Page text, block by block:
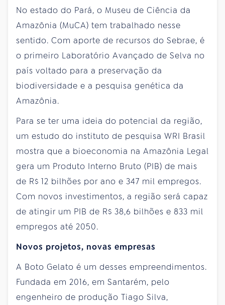
No estado do Pará, o Museu de Ciência da
Amazônia (MuCA) tem trabalhado nesse
sentido. Com aporte de recursos do Sebrae, é
o primeiro Laboratório Avançado de Selva no
país voltado para a preservação da
biodiversidade e a pesquisa genética da
Amazônia.
Para se ter uma ideia do potencial da região,
um estudo do instituto de pesquisa WRI Brasil
mostra que a bioeconomia na Amazônia Legal
gera um Produto Interno Bruto (PIB) de mais
de R$ 12 bilhões por ano e 347 mil empregos.
Com novos investimentos, a região será capaz
de atingir um PIB de R$ 38,6 bilhões e 833 mil
empregos até 2050.
Novos projetos, novas empresas
A Boto Gelato é um desses empreendimentos.
Fundada em 2016, em Santarém, pelo
engenheiro de produção Tiago Silva,